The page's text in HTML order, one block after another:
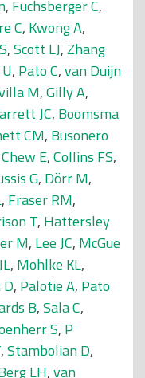
, Fuchsberger C,
C, Kwong A,
,Scott LJ,Zhang
, Pato C,van Duijn
M,Gilly A,
JC, Boomsma
CM, Busonero
Chew E,Collins FS,
G, Dörr M,
, Fraser RM,
T, Hattersley
M, Lee JC, McGue
, Mohlke KL,
, Palotie A, Pato
B,Sala C,
S, P
,Stambolian D,
LH,van